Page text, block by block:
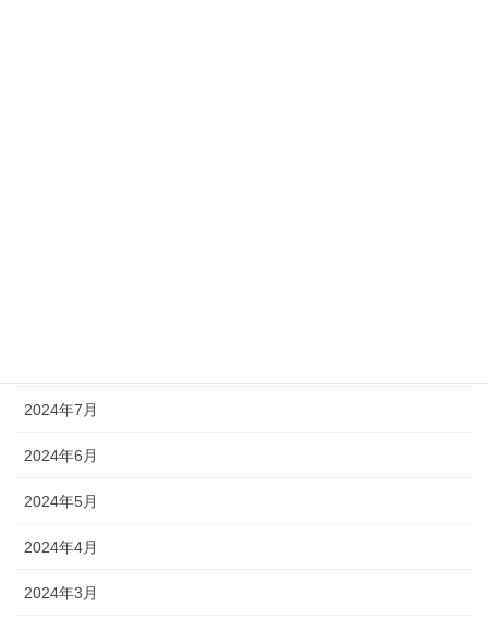
2024年7月
2024年6月
2024年5月
2024年4月
2024年3月